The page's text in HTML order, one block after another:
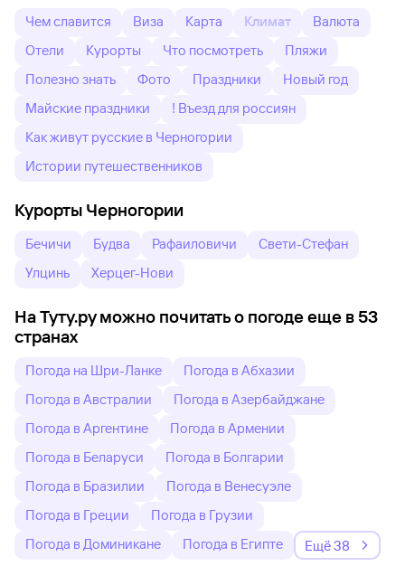
Чем славится Виза Карта Климат
Валюта
Отели
Курорты Что посмотреть
Пляжи
Полезно знать
Фото Праздники
Новый год
Майские праздники
! Въезд для россиян
Как живут русские в Черногории
Истории путешественников
Курорты Черногории
Бечичи Будва Рафаиловичи
Свети-Стефан
Улцинь
Херцег-Нови
На Туту.ру можно почитать о погоде еще в 53
странах
Погода на Шри-Ланке
Погода в Абхазии
Погода в Австралии
Погода в Азербайджане
Погода в Аргентине
Погода в Армении
Погода в Беларуси
Погода в Болгарии
Погода в Бразилии
Погода в Венесуэле
Погода в Греции
Погода в Грузии
Погода в Доминикане
Погода в Египте Ещё 38